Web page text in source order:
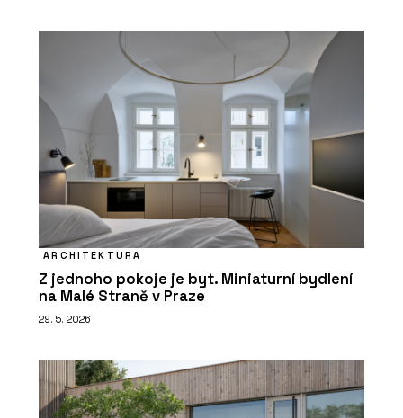
ARCHITEKTURA
Z jednoho pokoje je byt. Miniaturní bydlení
na Malé Straně v Praze
29. 5. 2026